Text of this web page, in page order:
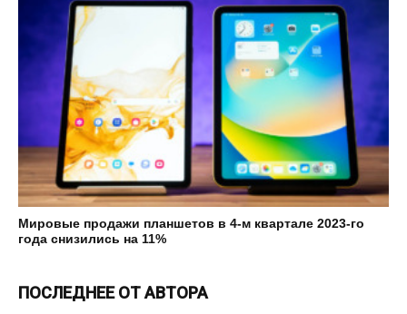
Мировые продажи планшетов в 4-м квартале 2023-го
года снизились на 11%
ПОСЛЕДНЕЕ ОТ АВТОРА